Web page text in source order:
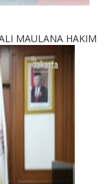
MAULANA HAKIM